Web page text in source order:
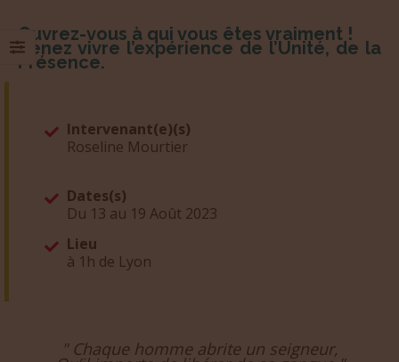
Ouvrez-vous à qui vous êtes vraiment !
Venez vivre l’expérience de l’Unité, de la
Présence.
Intervenant(e)(s)
Roseline Mourtier
Dates(s)
Du 13 au 19 Août 2023
Lieu
à 1h de Lyon
" Chaque homme abrite un seigneur,